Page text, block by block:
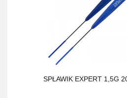
SPŁAWIK EXPERT 1,5G